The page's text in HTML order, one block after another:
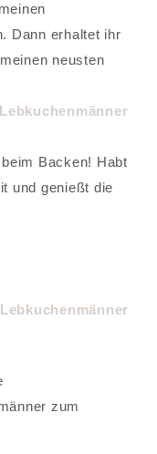
Dann erhaltet ihr
neusten
Backen! Habt
und genießt die
zum